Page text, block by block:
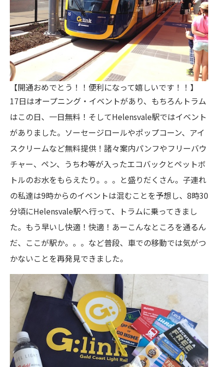
【開通おめでとう！！便利になって嬉しいです！！】
17日はオープニング・イベントがあり、もちろんトラム
はこの日、一日無料！そしてHelensvale駅ではイベント
がありました。ソーセージロールやポップコーン、アイ
スクリームなど無料提供！諸々案内パンフやフリーバウ
チャー、ペン、うちわ等が入ったエコバックとペットボ
トルのお水をもらえたり。。。と盛りだくさん。子連れ
の私達は9時からのイベントは混むことを予想し、8時30
分頃にHelensvale駅へ行って、トラムに乗ってきまし
た。もう早いし快適！快適！あーこんなところを通るん
だ、ここが駅か。。。など普段、車での移動では気がつ
かないことを再発見できました。